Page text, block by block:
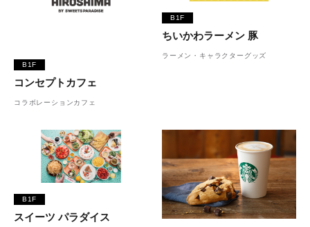
B1F
コンセプトカフェ
コラボレーションカフェ
B1F
ちいかわラーメン 豚
ラーメン・キャラクターグッズ
B1F
スイーツ パラダイス